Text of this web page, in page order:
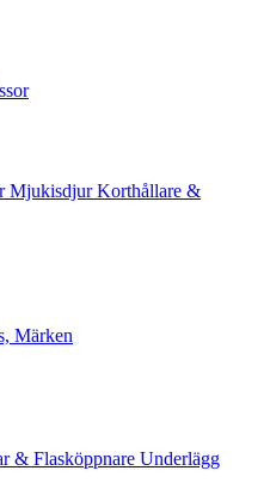
MjukisdjurKorthållare &
Märken
& Flasköppnare Underlägg